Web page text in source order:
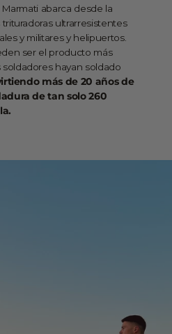
abarca desde la
ultrarresistentes
y militares y helipuertos.
ser el producto más
hayan soldado
más de 20 años de
de tan solo 260